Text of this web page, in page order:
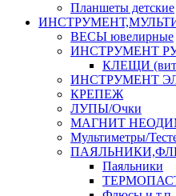
Планшеты детские
ВЕСЫ ювелирные
ИНСТРУМЕНТ
КЛЕЩИ
ИНСТРУМЕНТ
КРЕПЕЖ
ЛУПЫ/Очки
МАГНИТ
Мультиметры/
Паяльники